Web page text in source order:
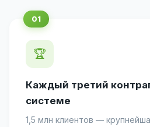
🏆
Каждый третий
системе
1,5 млн клиентов —